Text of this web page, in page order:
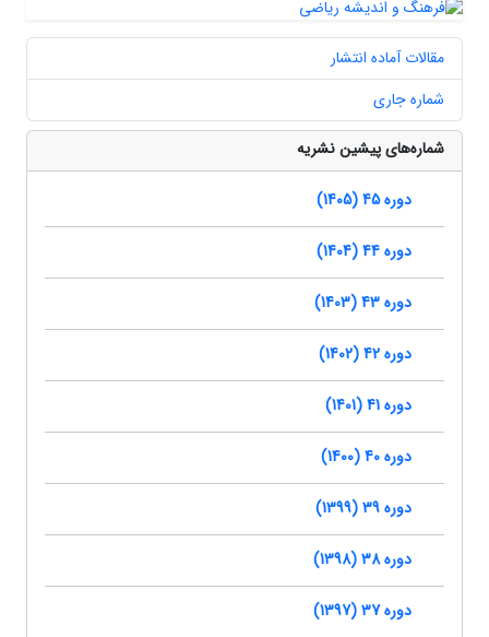
مقالات آماده انتشار
شماره جاری
شماره‌های پیشین نشریه
دوره 45 (1405)
دوره 44 (1404)
دوره 43 (1403)
دوره 42 (1402)
دوره 41 (1401)
دوره 40 (1400)
دوره 39 (1399)
دوره 38 (1398)
دوره 37 (1397)